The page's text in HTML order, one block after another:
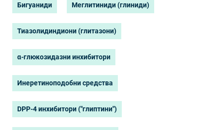
Бигуаниди Меглитиниди (глиниди)
Тиазолидиндиони (глитазони)
α-глюкозидазни инхибитори
Инеретиноподобни средства
DPP-4 инхибитори ("глиптини")